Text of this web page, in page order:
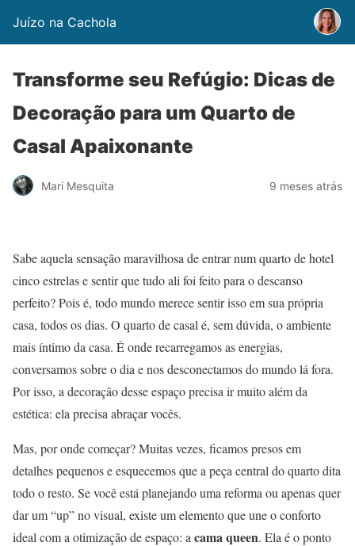
Juízo na Cachola
Transforme seu Refúgio: Dicas de
Decoração para um Quarto de
Casal Apaixonante
Mari Mesquita 9 meses atrás
Sabe aquela sensação maravilhosa de entrar num quarto de hotel
cinco estrelas e sentir que tudo ali foi feito para o descanso
perfeito? Pois é, todo mundo merece sentir isso em sua própria
casa, todos os dias. O quarto de casal é, sem dúvida, o ambiente
mais íntimo da casa. É onde recarregamos as energias,
conversamos sobre o dia e nos desconectamos do mundo lá fora.
Por isso, a decoração desse espaço precisa ir muito além da
estética: ela precisa abraçar vocês.
Mas, por onde começar? Muitas vezes, ficamos presos em
detalhes pequenos e esquecemos que a peça central do quarto dita
todo o resto. Se você está planejando uma reforma ou apenas quer
dar um “up” no visual, existe um elemento que une o conforto
ideal com a otimização de espaço: a cama queen. Ela é o ponto